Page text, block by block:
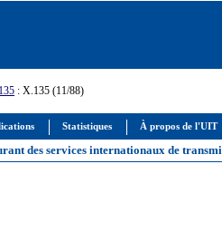
Statistiques À propos de l'UIT
: X.135 (11/88)
des services internationaux de